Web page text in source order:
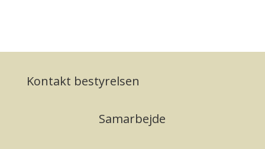
Kontakt bestyrelsen
Samarbejde